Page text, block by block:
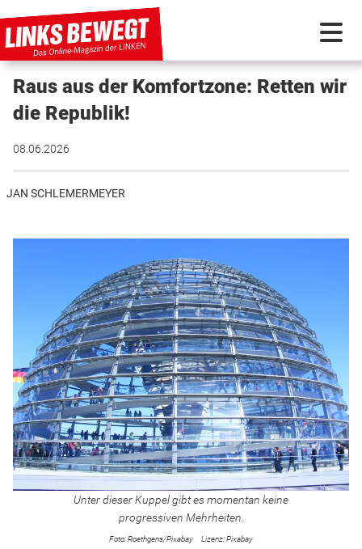
PARTEI IN BEWEGUNG
KUNSTSTOFF
INTERNATIONAL
Raus aus der Komfortzone: Retten wir
die Republik!
08.06.2026
JAN SCHLEMERMEYER
Unter dieser Kuppel gibt es momentan keine
progressiven Mehrheiten.
Roethgens/Pixabay Pixabay